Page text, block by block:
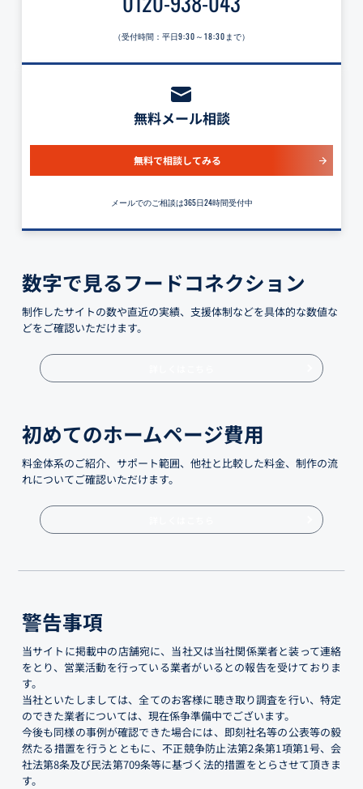
（受付時間：平日9:30～18:30 まで）
無料メール相談
無料で相談してみる
メールでのご相談は365日24時間受付中
数字で見るフードコネクション
制作したサイトの数や直近の実績、支援体制などを具体的な数値な
どをご確認いただけます。
初めてのホームページ費用
料金体系のご紹介、サポート範囲、他社と比較した料金、制作の流
れについてご確認いただけます。
警告事項
当サイトに掲載中の店舗宛に、当社又は当社関係業者と装って連絡
をとり、営業活動を行っている業者がいるとの報告を受けておりま
す。
当社といたしましては、全てのお客様に聴き取り調査を行い、特定
のできた業者については、現在係争準備中でございます。
今後も同様の事例が確認できた場合には、即刻社名等の公表等の毅
然たる措置を行うとともに、不正競争防止法第2条第1項第1号、会
社法第8条及び民法第709条等に基づく法的措置をとらさせて頂きま
す。